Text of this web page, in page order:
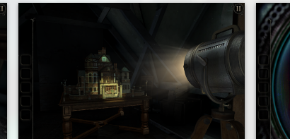
manipulate bizarre contraptions as you uncover the
at your fingertips. Each intricate room is a portal to a